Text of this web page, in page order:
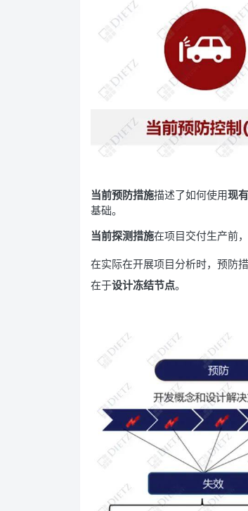
当前预防措施描述了如何使用现
基础。
当前探测措施在项目交付生产前
在实际在开展项目分析时，预防
在于设计冻结节点。